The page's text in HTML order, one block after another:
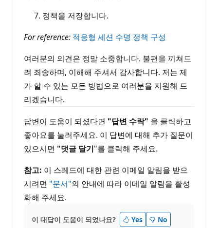
정책을 저장합니다.
For reference: 적응형 세션 수명 정책 구성
여러분의 의견은 정말 소중합니다. 불편을 끼쳐드
려 죄송하며, 이해해 주셔서 감사합니다. 저는 제
가 할 수 있는 모든 방법으로 여러분을 지원해 드
리겠습니다.
답변이 도움이 되셨다면 "답변 수락" 을 클릭하고
좋아요를 눌러주세요. 이 답변에 대해 추가 질문이
있으시면 "댓글 달기"를 클릭해 주세요.
참고: 이 스레드에 대한 관련 이메일 알림을 받으
시려면 "문서"의 안내에 따라 이메일 알림을 활성
화해 주세요.
이 대답이 도움이 되었나요? Yes No